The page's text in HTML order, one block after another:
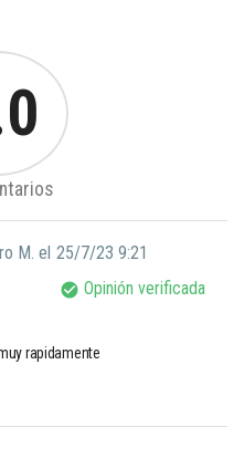
M. el 25/7/23 9:21
check_circle Opinión verificada
rapidamente